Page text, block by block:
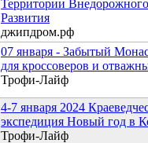
Территории Внедорожного
Развития
джипдром.рф
07 января - Забытый
для кроссоверов и
Трофи-Лайф
4-7 января 2024
экспедиция Новый год в
Трофи-Лайф